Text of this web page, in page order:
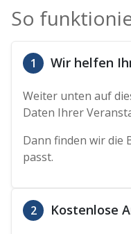
So
1 Wir helfen
Weiter unten auf
Daten Ihrer
Dann finden wir die
passt.
2 Kostenlose